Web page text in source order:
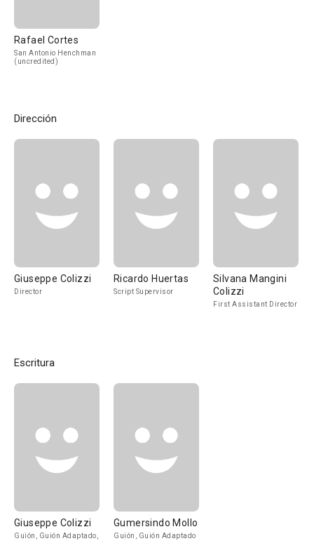
Rafael Cortes
San Antonio Henchman
(uncredited)
Dirección
Giuseppe Colizzi
Director
Ricardo Huertas
Script Supervisor
Silvana Mangini
Colizzi
First Assistant Director
Escritura
Giuseppe Colizzi
Guión, Guión Adaptado,
Gumersindo Mollo
Guión, Guión Adaptado